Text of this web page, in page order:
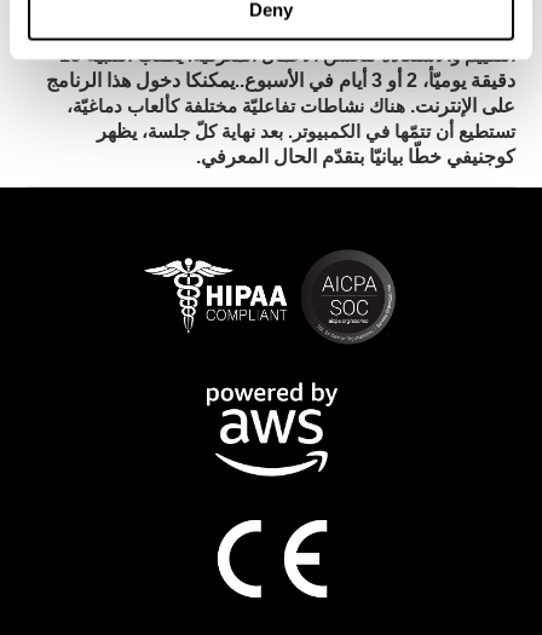
Deny
التقييم والاستعادة لتحسّن الأعمال المعرفيّة.
يطلب التنبيه 15
دقيقة يوميّأ، 2 أو 3 أيام في الأسبوع.
.يمكنكا دخول هذا الرنامج
على الإنترنت. هناك نشاطات تفاعليّة مختلفة كألعاب دماغيّة،
تستطيع أن تتمّها في الكمبيوتر. بعد نهاية كلّ جلسة،يظهر
كوجنيفي خطّا بيانيّا بتقدّم الحال المعرفي.